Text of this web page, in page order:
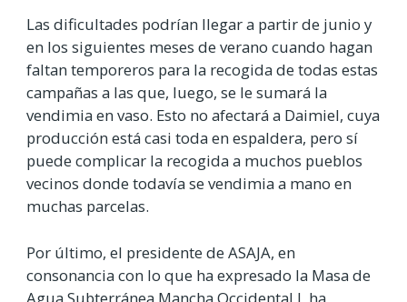
Las dificultades podrían llegar a partir de junio y
en los siguientes meses de verano cuando hagan
faltan temporeros para la recogida de todas estas
campañas a las que, luego, se le sumará la
vendimia en vaso. Esto no afectará a Daimiel, cuya
producción está casi toda en espaldera, pero sí
puede complicar la recogida a muchos pueblos
vecinos donde todavía se vendimia a mano en
muchas parcelas.
Por último, el presidente de ASAJA, en
consonancia con lo que ha expresado la Masa de
Agua Subterránea Mancha Occidental I, ha